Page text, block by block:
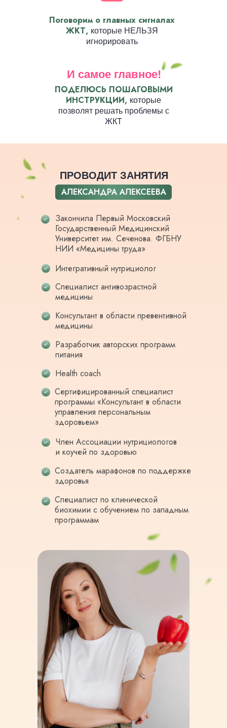
Поговорим о главных сигналах
ЖКТ, которые НЕЛЬЗЯ
игнорировать
И самое главное!
ПОДЕЛЮСЬ ПОШАГОВЫМИ
ИНСТРУКЦИИ, которые
позволят решать проблемы с
ЖКТ
Закончила Первый Московский
Государственный Медицинский
Университет им. Сеченова. ФГБНУ
НИИ «Медицины труда»
Интегративный нутрициолог
Health coach
Специалист антивозрастной
медицины
Разработчик авторских программ
питания
ПРОВОДИТ ЗАНЯТИЯ
Консультант в области превентивной
медицины
Создатель марафонов по поддержке
здоровья
Сертифицированный специалист
программы «Консультант в области
управления персональным
здоровьем»
Член Ассоциации нутрициологов
и коучей по здоровью
Специалист по клинической
биохимии с обучением по западным
программам
АЛЕКСАНДРА АЛЕКСЕЕВА